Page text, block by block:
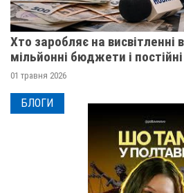
Хто заробляє на
мільйонні бюджети і
01 травня 2026
БЛОГИ